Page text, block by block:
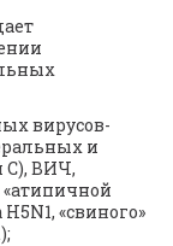
вирусов-
и
С), ВИЧ,
«свиного»